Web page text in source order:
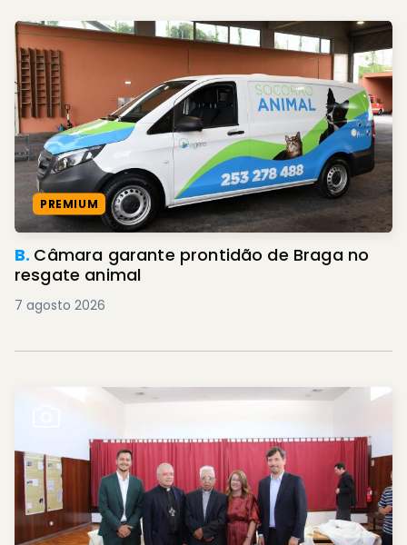
PREMIUM
B. Câmara garante prontidão de Braga no
resgate animal
7 agosto 2026